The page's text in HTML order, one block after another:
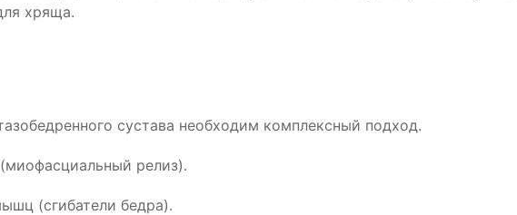
хряща.
сустава необходим комплексный подход.
релиз).
(сгибатели бедра).